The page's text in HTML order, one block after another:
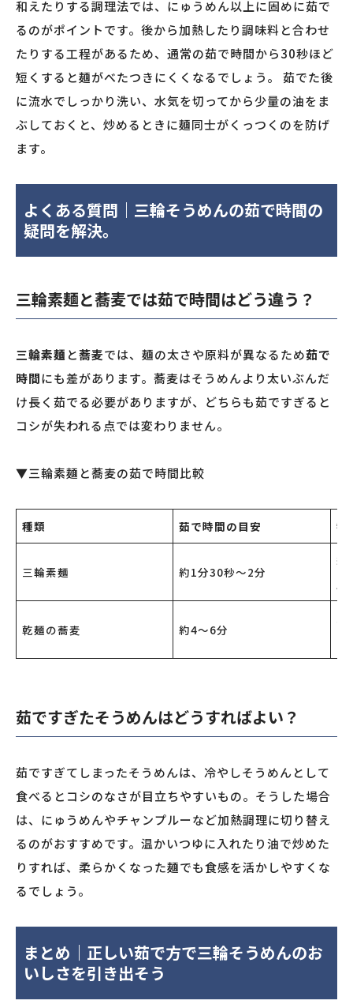
和えたりする調理法では、にゅうめん以上に固めに茹で
るのがポイントです。後から加熱したり調味料と合わせ
たりする工程があるため、通常の茹で時間から30秒ほど
短くすると麺がべたつきにくくなるでしょう。 茹でた後
に流水でしっかり洗い、水気を切ってから少量の油をま
ぶしておくと、炒めるときに麺同士がくっつくのを防げ
ます。
よくある質問｜三輪そうめんの茹で時間の
疑問を解決。
三輪素麺と蕎麦では茹で時間はどう違う？
三輪素麺 と蕎麦では、麺の太さや原料が異なるため茹で
時間にも差があります。蕎麦はそうめんより太いぶんだ
け長く茹でる必要がありますが、どちらも茹ですぎると
コシが失われる点では変わりません。
▼三輪素麺と蕎麦の茹で時間比較
種類 茹で時間の目安 特
三輪素麺 約1分30秒〜2分
細
上
乾麺の蕎麦 約4〜6分
茹ですぎたそうめんはどうすればよい？
茹ですぎてしまったそうめんは、冷やしそうめんとして
食べるとコシのなさが目立ちやすいもの。そうした場合
は、にゅうめんやチャンプルーなど加熱調理に切り替え
るのがおすすめです。温かいつゆに入れたり油で炒めた
りすれば、柔らかくなった麺でも食感を活かしやすくな
るでしょう。
まとめ｜正しい茹で方で三輪そうめんのお
いしさを引き出そう